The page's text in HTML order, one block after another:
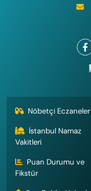
Nöbetçi Eczaneler
İstanbul Namaz
Vakitleri
Puan Durumu ve
Fikstür